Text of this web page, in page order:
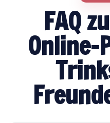
FAQ
Online-